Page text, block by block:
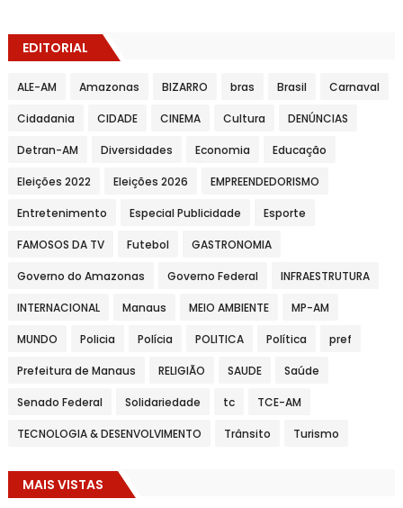
EDITORIAL
ALE-AM Amazonas BIZARRO bras Brasil Carnaval
Cidadania CIDADE CINEMA Cultura DENÚNCIAS
Detran-AM Diversidades Economia Educação
Eleições 2022 Eleições 2026 EMPREENDEDORISMO
Entretenimento Especial Publicidade Esporte
FAMOSOS DA TV Futebol GASTRONOMIA
Governo do Amazonas Governo Federal INFRAESTRUTURA
INTERNACIONAL Manaus MEIO AMBIENTE MP-AM
MUNDO Policia Polícia POLITICA Política pref
Prefeitura de Manaus RELIGIÃO SAUDE Saúde
Senado Federal Solidariedade tc TCE-AM
TECNOLOGIA & DESENVOLVIMENTO Trânsito Turismo
MAIS VISTAS